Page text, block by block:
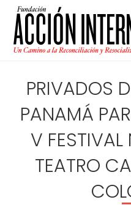
contenido
PRIVADOS
PANAMÁ
V
TEATRO